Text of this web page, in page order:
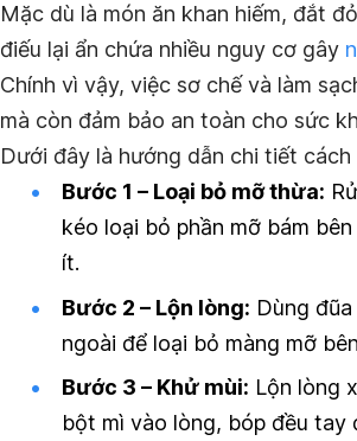
Mặc dù là món ăn khan hiếm, đắt
điếu lại ẩn chứa nhiều nguy cơ gây
Chính vì vậy, việc sơ chế và làm
mà còn đảm bảo an toàn cho sức
Dưới đây là hướng dẫn chi tiết cách
Bước 1 – Loại bỏ mỡ thừa:
kéo loại bỏ phần mỡ bám
ít.
Bước 2 – Lộn lòng: Dùng
ngoài để loại bỏ màng mỡ
Bước 3 – Khử mùi: Lộn lòng
bột mì vào lòng, bóp đều tay